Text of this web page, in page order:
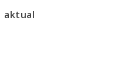
aktual